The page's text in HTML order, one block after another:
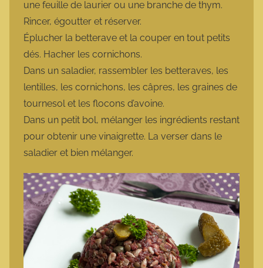
une feuille de laurier ou une branche de thym.
Rincer, égoutter et réserver.
Éplucher la betterave et la couper en tout petits
dés. Hacher les cornichons.
Dans un saladier, rassembler les betteraves, les
lentilles, les cornichons, les câpres, les graines de
tournesol et les flocons d’avoine.
Dans un petit bol, mélanger les ingrédients restant
pour obtenir une vinaigrette. La verser dans le
saladier et bien mélanger.